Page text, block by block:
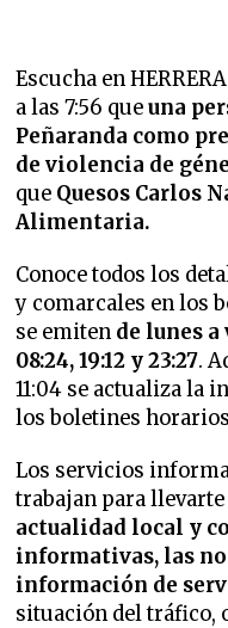
Escucha en
a las 7:56 queuna
Peñaranda como
de violencia de
que Quesos Carlos
Alimentaria.
Conoce todos los
y comarcales en los
se emiten de lunes a
08:24, 19:12 y 23:27.
11:04 se actualiza la
los boletines
Los servicios
trabajan para llevarte
actualidad local y
informativas, las
información de
situación del tráfico,